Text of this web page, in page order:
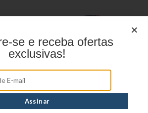
se e receba ofertas
exclusivas!